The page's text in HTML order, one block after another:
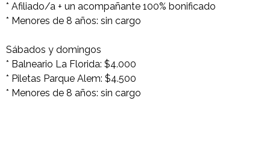
* Afiliado/a + un acompañante 100% bonificado
* Menores de 8 años: sin cargo
Sábados y domingos
* Balneario La Florida: $4.000
* Piletas Parque Alem: $4.500
* Menores de 8 años: sin cargo